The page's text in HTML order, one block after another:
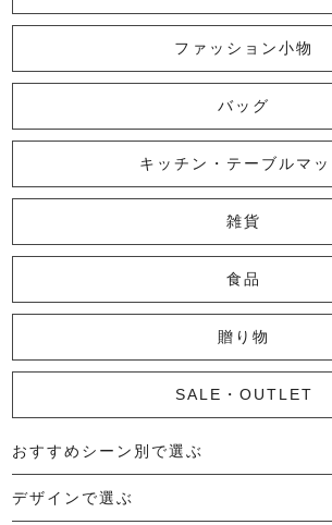
ファッション小物
└ ショール・ストール
└ マスク
└ 靴下・アームカバー
バッグ
└ ポシェット・ショルダーバッグ
└ トートバッグ
└ 巾着バッグ
キッチン・テーブルマッ
└ 蚊帳のふきん
└ かっぽう着・エプロン
└ その他キッチン小物
└ コースター
└ ランチョンマット・プレースマット
└ テーブルランナー・テーブルセンタ
雑貨
└ その他小物
└ タオル・ハンカチ
└ ポーチ
└ インテリア
食品
贈り物
SALE・OUTLET
おすすめシーン別で選ぶ
└ 新生活
└ 和装
└ 旅行
└ 快眠
└ お祝い
デザインで選ぶ